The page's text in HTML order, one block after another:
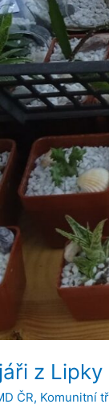
z
ČR, Komunitní